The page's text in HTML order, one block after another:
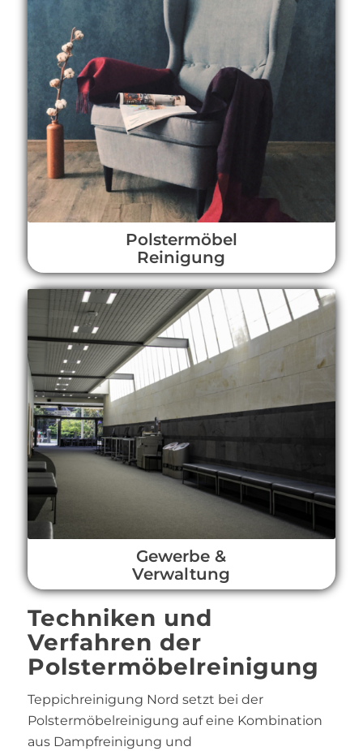
Polstermöbel
Reinigung
Gewerbe &
Verwaltung
Techniken und
Verfahren der
Polstermöbelreinigung
Teppichreinigung Nord setzt bei der
Polstermöbelreinigung auf eine Kombination
aus Dampfreinigung und